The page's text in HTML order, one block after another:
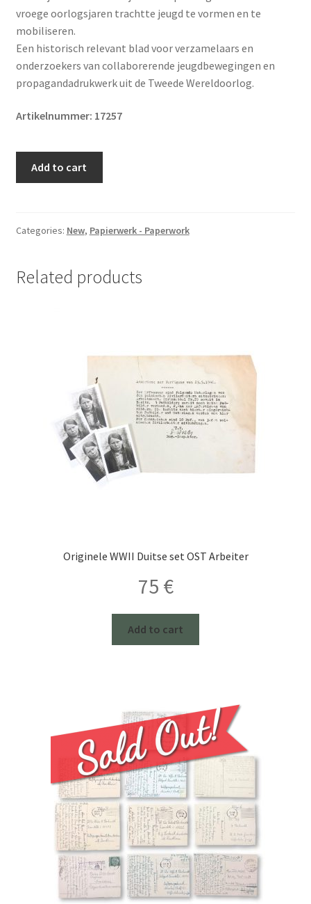
vroege oorlogsjaren trachtte jeugd te vormen en te
mobiliseren.
Een historisch relevant blad voor verzamelaars en
onderzoekers van collaborerende jeugdbewegingen en
propagandadrukwerk uit de Tweede Wereldoorlog.
Artikelnummer: 17257
Jeugdstorm
magazine
Add to cart
Categories: New, Papierwerk - Paperwork
Related products
Originele WWII Duitse set OST Arbeiter
75 €
Add to cart